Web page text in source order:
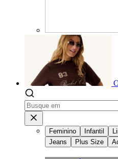
Feminino Infantil
Jeans
Plus Size